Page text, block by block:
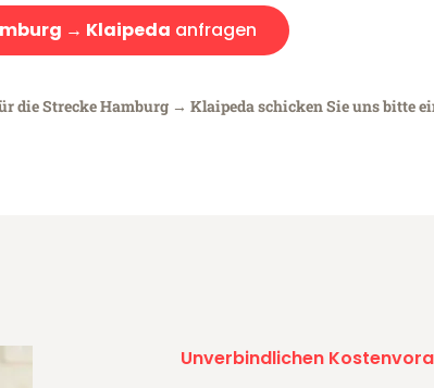
→ Klaipeda anfragen
die Strecke Hamburg → Klaipeda schicken Sie uns bitte
Unverbindlichen